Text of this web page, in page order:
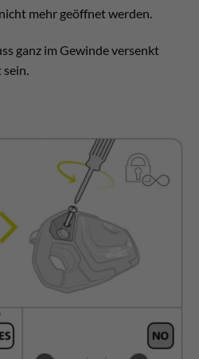
mehr geöffnet werden.
ganz im Gewinde versenkt